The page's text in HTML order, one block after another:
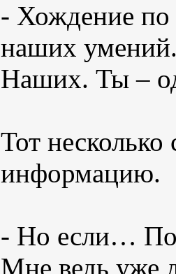
- Хождение
наших
Наших. Ты –
Тот несколько
информацию.
- Но если…
Мне ведь уже